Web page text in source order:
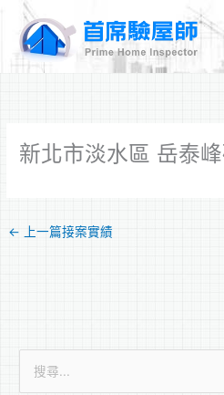
新北市淡水區 岳泰
← 上一篇接案實績